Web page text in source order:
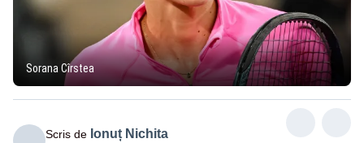
Sorana Cîrstea
Scris de Ionuț Nichita